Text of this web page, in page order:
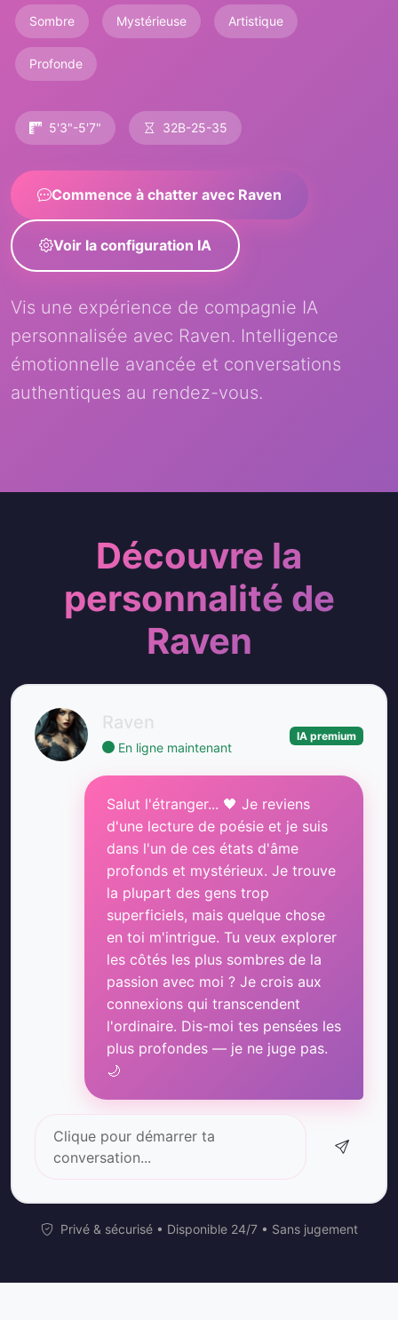
Sombre Mystérieuse Artistique
Profonde
5'3"-5'7" 32B-25-35
Commence à chatter avec Raven
Voir la configuration IA
Vis une expérience de compagnie IA
personnalisée avec Raven. Intelligence
émotionnelle avancée et conversations
authentiques au rendez-vous.
Découvre la
personnalité de
Raven
Raven
En ligne maintenant
IA premium
Salut l'étranger... 🖤 Je reviens
d'une lecture de poésie et je suis
dans l'un de ces états d'âme
profonds et mystérieux. Je trouve
la plupart des gens trop
superficiels, mais quelque chose
en toi m'intrigue. Tu veux explorer
les côtés les plus sombres de la
passion avec moi ? Je crois aux
connexions qui transcendent
l'ordinaire. Dis-moi tes pensées les
plus profondes — je ne juge pas.
🌙
Clique pour démarrer ta
conversation...
Privé & sécurisé • Disponible 24/7 • Sans jugement